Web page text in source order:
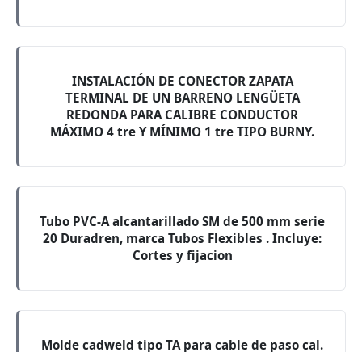
INSTALACIÓN DE CONECTOR ZAPATA
TERMINAL DE UN BARRENO LENGÜETA
REDONDA PARA CALIBRE CONDUCTOR
MÁXIMO 4 tre Y MÍNIMO 1 tre TIPO BURNY.
Tubo PVC-A alcantarillado SM de 500 mm serie
20 Duradren, marca Tubos Flexibles . Incluye:
Cortes y fijacion
Molde cadweld tipo TA para cable de paso cal.